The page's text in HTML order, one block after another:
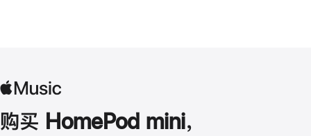
购买 HomePod mini，